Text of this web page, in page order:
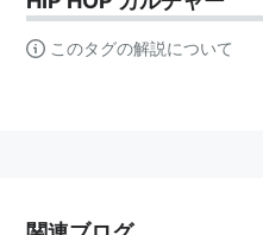
このタグの解説について